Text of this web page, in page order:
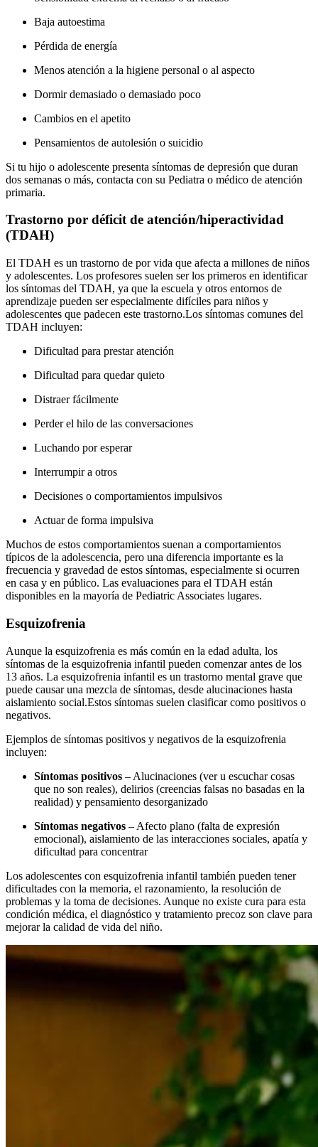
Baja autoestima
Pérdida de energía
Menos atención a la higiene personal o al aspecto
Dormir demasiado o demasiado poco
Cambios en el apetito
Pensamientos de autolesión o suicidio
Si tu hijo o adolescente presenta síntomas de depresión que duran
dos semanas o más, contacta con su Pediatra o médico de atención
primaria.
Trastorno por déficit de atención/hiperactividad
(TDAH)
El TDAH es un trastorno de por vida que afecta a millones de niños
y adolescentes. Los profesores suelen ser los primeros en identificar
los síntomas del TDAH, ya que la escuela y otros entornos de
aprendizaje pueden ser especialmente difíciles para niños y
adolescentes que padecen este trastorno.Los síntomas comunes del
TDAH incluyen:
Dificultad para prestar atención
Dificultad para quedar quieto
Distraer fácilmente
Perder el hilo de las conversaciones
Luchando por esperar
Interrumpir a otros
Decisiones o comportamientos impulsivos
Actuar de forma impulsiva
Muchos de estos comportamientos suenan a comportamientos
típicos de la adolescencia, pero una diferencia importante es la
frecuencia y gravedad de estos síntomas, especialmente si ocurren
en casa y en público. Las evaluaciones para el TDAH están
disponibles en la mayoría de Pediatric Associates lugares.
Esquizofrenia
Aunque la esquizofrenia es más común en la edad adulta, los
síntomas de la esquizofrenia infantil pueden comenzar antes de los
13 años. La esquizofrenia infantil es un trastorno mental grave que
puede causar una mezcla de síntomas, desde alucinaciones hasta
aislamiento social.Estos síntomas suelen clasificar como positivos o
negativos.
Ejemplos de síntomas positivos y negativos de la esquizofrenia
incluyen:
Síntomas positivos – Alucinaciones (ver u escuchar cosas
que no son reales), delirios (creencias falsas no basadas en la
realidad) y pensamiento desorganizado
Síntomas negativos – Afecto plano (falta de expresión
emocional), aislamiento de las interacciones sociales, apatía y
dificultad para concentrar
Los adolescentes con esquizofrenia infantil también pueden tener
dificultades con la memoria, el razonamiento, la resolución de
problemas y la toma de decisiones. Aunque no existe cura para esta
condición médica, el diagnóstico y tratamiento precoz son clave para
mejorar la calidad de vida del niño.